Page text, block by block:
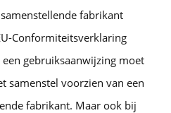
fabrikant
Conformiteitsverklaring
een gebruiksaanwijzing moet
samenstel voorzien van een
fabrikant. Maar ook bij